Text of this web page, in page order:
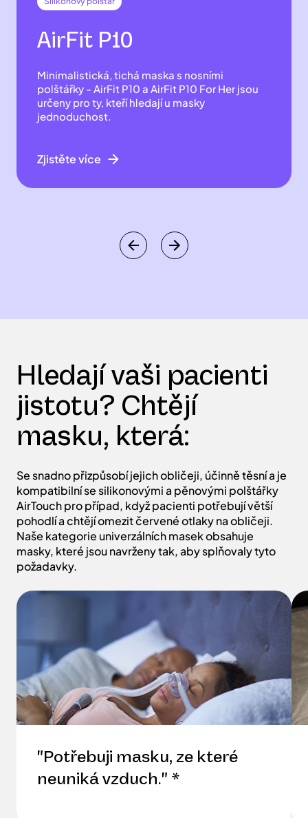
Minimalistická, tichá maska s nosními
určeny pro ty, kteří hledají u masky
jednoduchost.
Zjistěte více
jistotu? Chtějí
masku, která:
Se snadno přizpůsobí jejich obličeji, účinně těsní a je
kompatibilní se silikonovými a pěnovými polštářky
AirTouch pro případ, když pacienti potřebují větší
pohodlí a chtějí omezit červené otlaky na obličeji.
Naše kategorie univerzálních masek obsahuje
masky, které jsou navrženy tak, aby splňovaly tyto
požadavky.
"Potřebuji masku, ze které